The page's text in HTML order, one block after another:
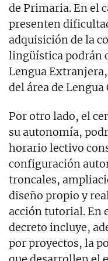
de Primaria. En el
presenten
adquisición de la
lingüística podrán
Lengua
del área de
Por otro lado, el
su autonomía,
horario lectivo
configuración
troncales,
diseño propio y
acción tutorial. En
decreto incluye,
por proyectos, la